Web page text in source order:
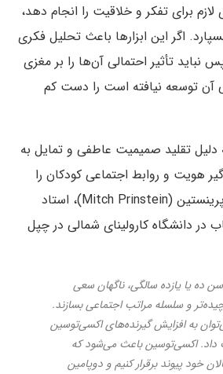
برای تفکر و خلاقیت را انجام دهد،
اگر این ابزارها باعث تحلیل فکری
نباید تأثیر احتمالی آن‌ها را بر مغزی
آن توسعه نیافته است را دست کم
تقلید صمیمیت عاطفی و تمایل به
هویت و روابط اجتماعی کودکان را
مخدوش می‌کنند. میچ پرینستین (Mitch Prinstein)، استاد
در دانشگاه کارولینای شمالی در چپل
ده یا یازده سالگی، ناگهان سعی
و سلسله مراتب اجتماعی بسازند.
به افزایش گیرنده‌های اکسی‌توسین
داد. اکسی‌توسین باعث می‌شود که
خود پیوند برقرار کنیم و دوپامین